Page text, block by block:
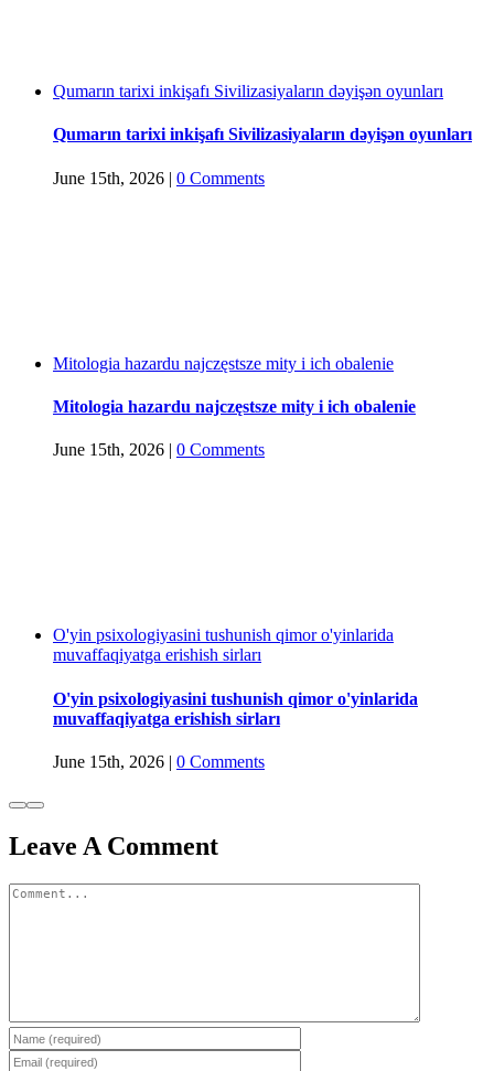
Qumarın tarixi inkişafı Sivilizasiyaların dəyişən oyunları
Qumarın tarixi inkişafı Sivilizasiyaların dəyişən oyunları
June 15th, 2026 | 0 Comments
Mitologia hazardu najczęstsze mity i ich obalenie
Mitologia hazardu najczęstsze mity i ich obalenie
June 15th, 2026 | 0 Comments
O'yin psixologiyasini tushunish qimor o'yinlarida
muvaffaqiyatga erishish sirları
O'yin psixologiyasini tushunish qimor o'yinlarida
muvaffaqiyatga erishish sirları
June 15th, 2026 | 0 Comments
Leave A Comment
Comment